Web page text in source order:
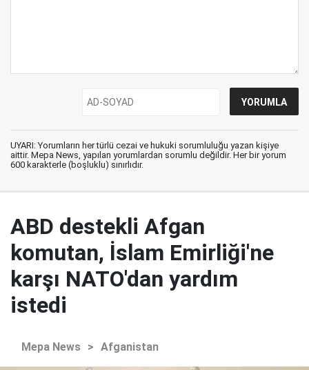
UYARI: Yorumların her türlü cezai ve hukuki sorumluluğu yazan kişiye
aittir. Mepa News, yapılan yorumlardan sorumlu değildir. Her bir yorum
600 karakterle (boşluklu) sınırlıdır.
ABD destekli Afgan
komutan, İslam Emirliği'ne
karşı NATO'dan yardım
istedi
Mepa News > Afganistan